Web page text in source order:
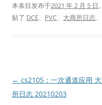
本条目发布于2021 年 2 月 5 日
贴了 DCE、 PVC、 大商所日志、
文
章
← cs2105：一次通道应用
所日志 20210203